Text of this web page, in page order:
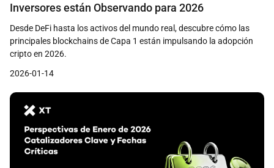
Inversores están Observando para 2026
Desde DeFi hasta los activos del mundo real, descubre cómo las
principales blockchains de Capa 1 están impulsando la adopción
cripto en 2026.
2026-01-14